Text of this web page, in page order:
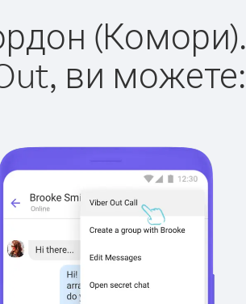
(Комори).
ви можете: